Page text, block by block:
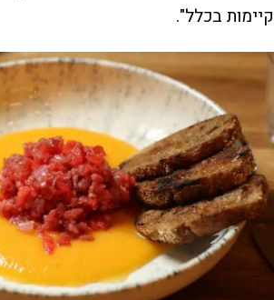
קיימות בכלל".